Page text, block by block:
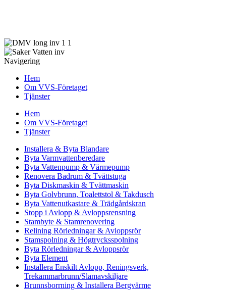
Navigering
Hem
Om VVS-Företaget
Tjänster
Hem
Om VVS-Företaget
Tjänster
Installera & Byta Blandare
Byta Varmvattenberedare
Byta Vattenpump & Värmepump
Renovera Badrum & Tvättstuga
Byta Diskmaskin & Tvättmaskin
Byta Golvbrunn, Toalettstol & Takdusch
Byta Vattenutkastare & Trädgårdskran
Stopp i Avlopp & Avloppsrensning
Stambyte & Stamrenovering
Relining Rörledningar & Avloppsrör
Stamspolning & Högtrycksspolning
Byta Rörledningar & Avloppsrör
Byta Element
Installera Enskilt Avlopp, Reningsverk,
Trekammarbrunn/Slamavskiljare
Brunnsborrning & Installera Bergvärme